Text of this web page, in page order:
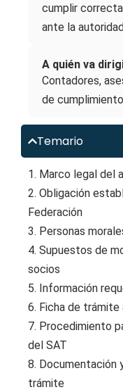
cumplir
ante la
A quién va
Contadores,
de
Temario
1. Marco legal del
2. Obligación
Federación
3. Personas
4. Supuestos de
socios
5. Información
6. Ficha de
7. Procedimiento
del SAT
8. Documentación
trámite